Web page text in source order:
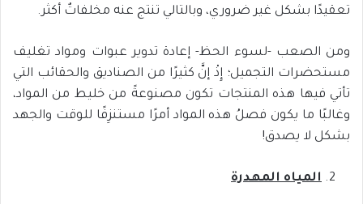
تعقيدًا بشكل غير ضروري، وبالتالي تنتج عنه مخلفاتٌ أكثر.
ومن الصعب -لسوء الحظ- إعادة تدوير عبوات ومواد تغليف
مستحضرات التجميل؛ إِذْ إنَّ كثيرًا من الصناديق والحقائب التي
تأتي فيها هذه المنتجات تكون مصنوعةً من خليط من المواد،
وغالبًا ما يكون فصلُ هذه المواد أمرًا مستنزِفًا للوقت والجهد
بشكل لا يصدق!
المياه المهدرة